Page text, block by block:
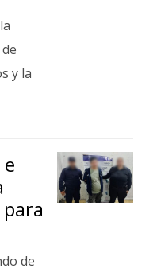
y la
de